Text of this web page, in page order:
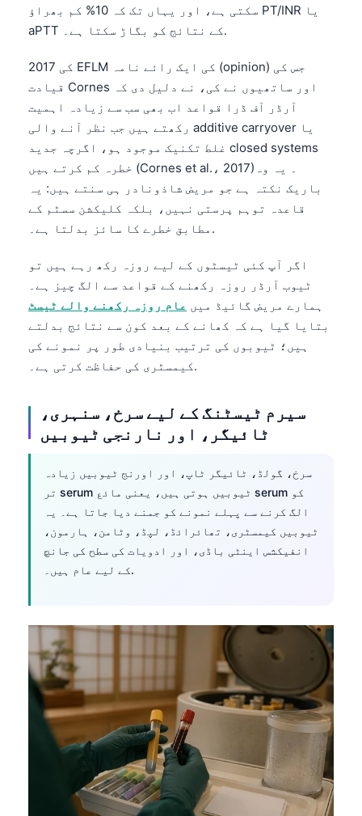
سکتی ہے، اور یہاں تک کہ 10% کم بھراؤ PT/INR یا
aPTT کے نتائج کو بگاڑ سکتا ہے۔.
2017 کی EFLM کی ایک رائے نامہ (opinion) جس کی
قیادت Cornes اور ساتھیوں نے کی، نے دلیل دی کہ
آرڈر آف ڈرا قواعد اب بھی سب سے زیادہ اہمیت
رکھتے ہیں جب نظر آنے والی additive carryover یا
غلط تکنیک موجود ہو، اگرچہ جدید closed systems
خطرہ کم کرتے ہیں (Cornes et al.، 2017)۔ یہ وہ
باریک نکتہ ہے جو مریض شاذونادر ہی سنتے ہیں: یہ
قاعدہ توہم پرستی نہیں، بلکہ کلیکشن سسٹم کے
مطابق خطرے کا سائز بدلتا ہے۔.
اگر آپ کئی ٹیسٹوں کے لیے روزہ رکھ رہے ہیں تو
ٹیوب آرڈر روزہ رکھنے کے قواعد سے الگ چیز ہے۔
ہمارے مریض گائیڈ میں عام روزہ رکھنے والے ٹیسٹ
بتایا گیا ہے کہ کھانے کے بعد کون سے نتائج بدلتے
ہیں؛ ٹیوبوں کی ترتیب بنیادی طور پر نمونے کی
کیمسٹری کی حفاظت کرتی ہے۔.
سیرم ٹیسٹنگ کے لیے سرخ، سنہری،
ٹائیگر، اور نارنجی ٹیوبیں
سرخ، گولڈ، ٹائیگر ٹاپ، اور اورنج ٹیوبیں زیادہ
تر serum ٹیوبیں ہوتی ہیں، یعنی مائع serum کو
الگ کرنے سے پہلے نمونے کو جمنے دیا جاتا ہے۔ یہ
ٹیوبیں کیمسٹری، تھائرائڈ، لپڈ، وٹامن، ہارمون،
انفیکشس اینٹی باڈی، اور ادویات کی سطح کی جانچ
کے لیے عام ہیں۔.